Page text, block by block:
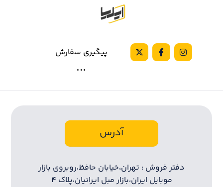
پیگیری سفارش
آدرس
دفتر فروش : تهران،خیابان حافظ،روبروی بازار
موبایل ایران،بازار مبل ایرانیان،پلاک ۴